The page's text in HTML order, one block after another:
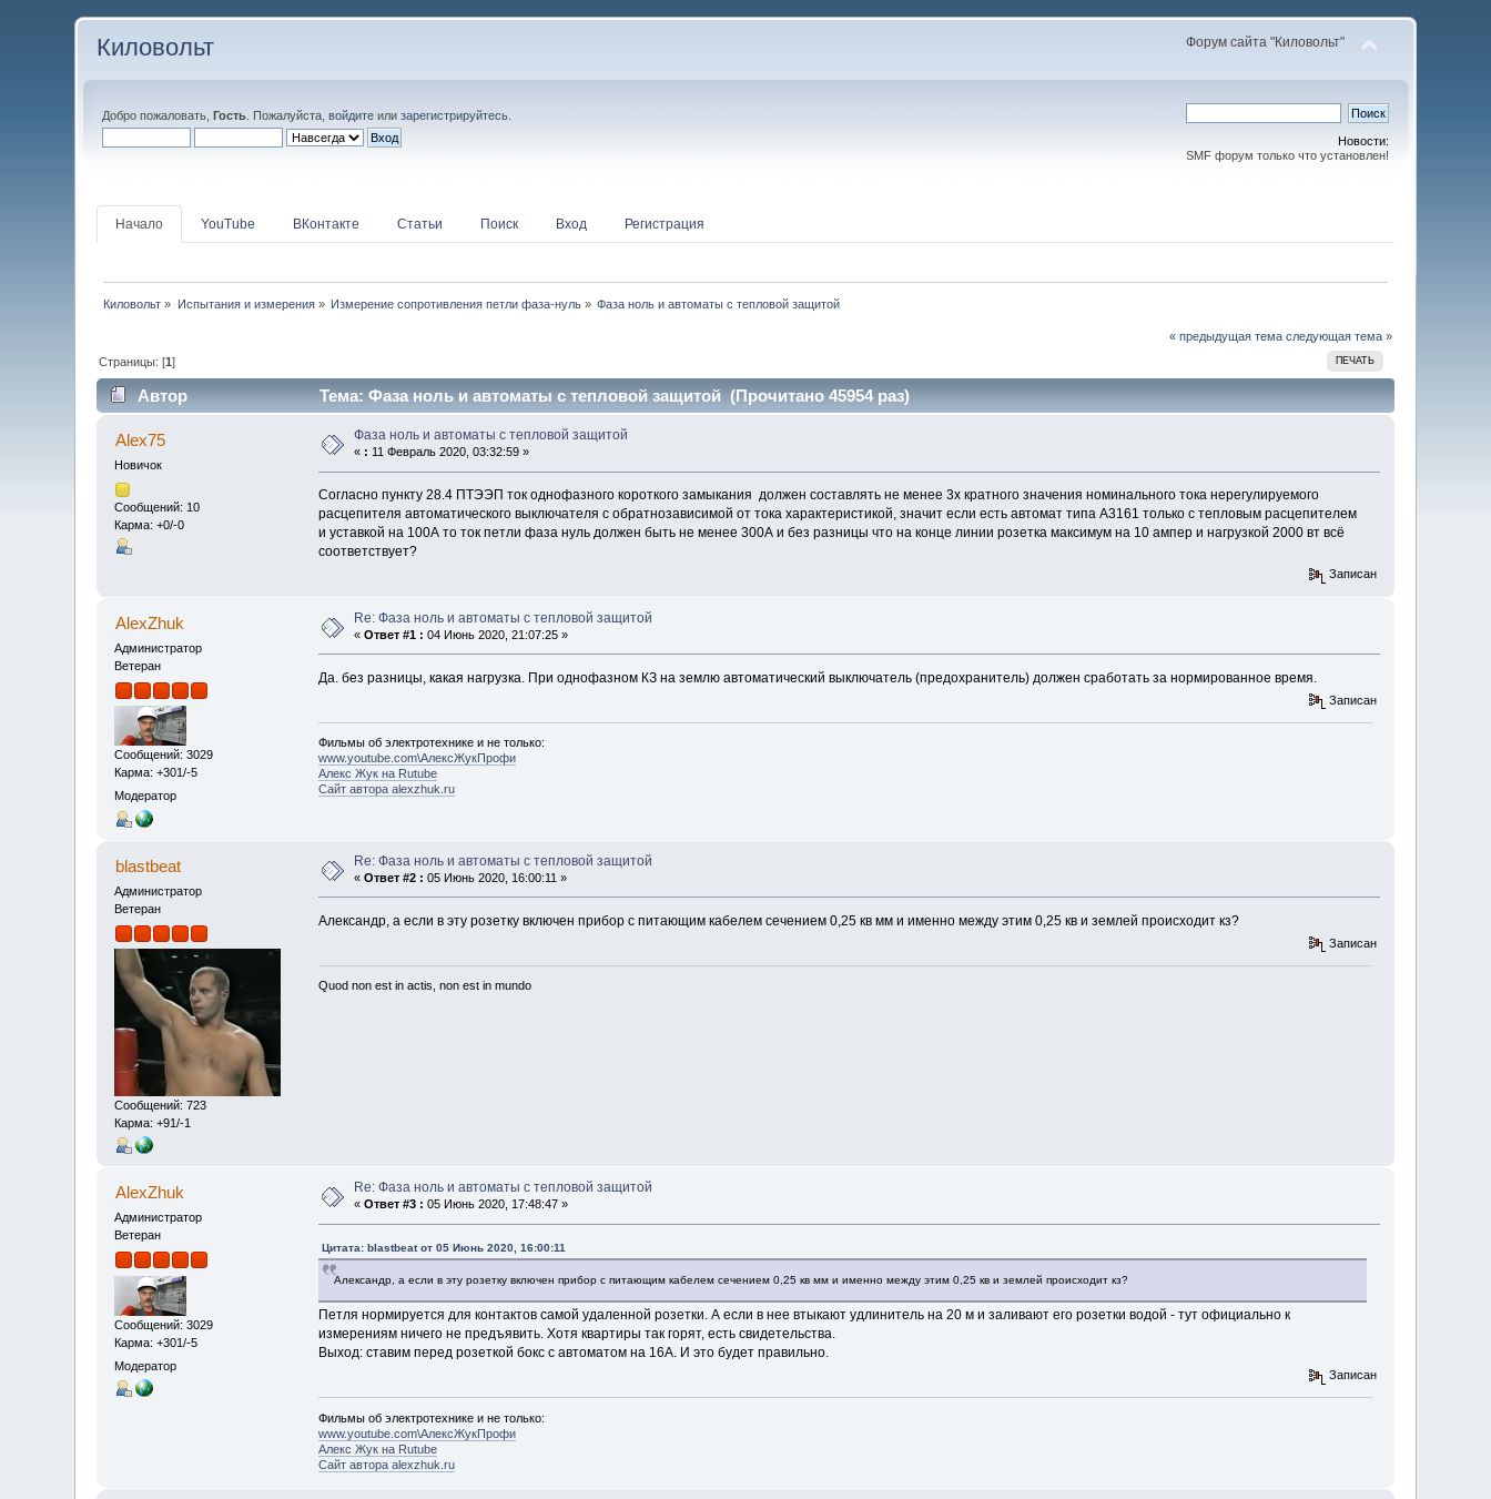
Киловольт Форум сайта "Киловольт"
Добро пожаловать,Гость . Пожалуйста,войдите илизарегистрируйтесь
Новости:
SMF форум только что установлен!
Начало YouTube ВКонтакте Статьи Поиск Вход Регистрация
Киловольт » Испытания и измерения» Измерение сопротивления петли фаза-нуль » Фаза ноль и автоматы с тепловой защитой
« предыдущая тема следующая тема »
ПЕЧАТЬ
Страницы: [1]
Автор Тема: Фаза ноль и автоматы с тепловой защитой (Прочитано 45954 раз)
Alex75
Новичок
Сообщений: 10
Карма: +0/-0
Фаза ноль и автоматы с тепловой защитой
« : 11 Февраль 2020, 03:32:59 »
Согласно пункту 28.4 ПТЭЭП ток однофазного короткого замыкания должен составлять не менее 3х кратного значения номинального тока нерегулируемого
расцепителя автоматического выключателя с обратнозависимой от тока характеристикой, значит если есть автомат типа А3161 только с тепловым расцепителем
и уставкой на 100А то ток петли фаза нуль должен быть не менее 300А и без разницы что на конце линии розетка максимум на 10 ампер и нагрузкой 2000 вт всё
соответствует?
Записан
AlexZhuk
Администратор
Ветеран
Сообщений: 3029
Карма: +301/-5
Модератор
Re: Фаза ноль и автоматы с тепловой защитой
«Ответ #1 : 04 Июнь 2020, 21:07:25 »
Да. без разницы, какая нагрузка. При однофазном КЗ на землю автоматический выключатель (предохранитель) должен сработать за нормированное время.
Записан
Фильмы об электротехнике и не только:
www.youtube.com\АлексЖукПрофи
Алекс Жук на Rutube
Сайт автора alexzhuk.ru
blastbeat
Администратор
Ветеран
Сообщений: 723
Карма: +91/-1
Re: Фаза ноль и автоматы с тепловой защитой
«Ответ #2 : 05 Июнь 2020, 16:00:11 »
Александр, а если в эту розетку включен прибор с питающим кабелем сечением 0,25 кв мм и именно между этим 0,25 кв и землей происходит кз?
Записан
Quod non est in actis, non est in mundo
AlexZhuk
Администратор
Ветеран
Сообщений: 3029
Карма: +301/-5
Модератор
Re: Фаза ноль и автоматы с тепловой защитой
«Ответ #3 : 05 Июнь 2020, 17:48:47 »
Цитата: blastbeat от 05 Июнь 2020, 16:00:11
Александр, а если в эту розетку включен прибор с питающим кабелем сечением 0,25 кв мм и именно между этим 0,25 кв и землей происходит кз?
Петля нормируется для контактов самой удаленной розетки. А если в нее втыкают удлинитель на 20 м и заливают его розетки водой - тут официально к
измерениям ничего не предъявить. Хотя квартиры так горят, есть свидетельства.
Выход: ставим перед розеткой бокс с автоматом на 16А. И это будет правильно.
Записан
Фильмы об электротехнике и не только:
www.youtube.com\АлексЖукПрофи
Алекс Жук на Rutube
Сайт автора alexzhuk.ru